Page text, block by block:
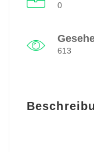
0
613